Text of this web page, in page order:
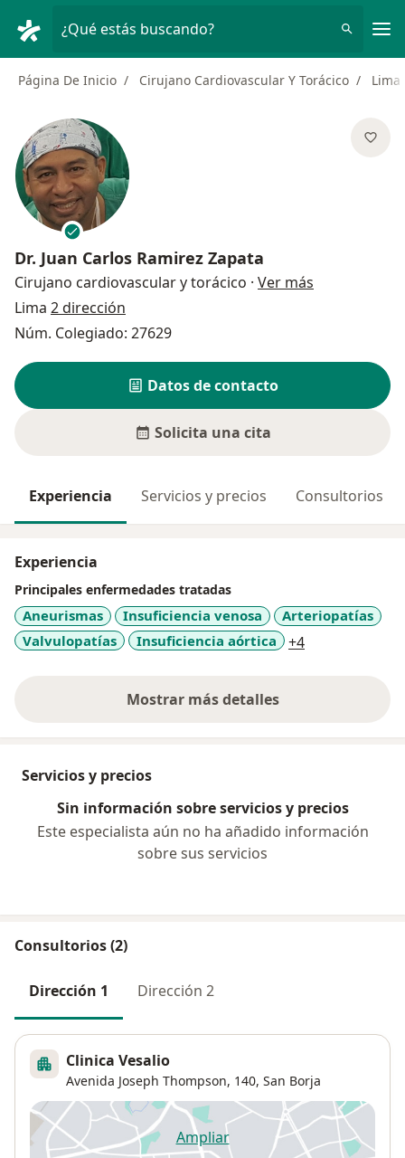
¿Qué estás buscando?
Página De Inicio Cirujano Cardiovascular Y Torácico Lima
Dr. Juan Carlos Ramirez Zapata
Cirujano cardiovascular y torácico · Ver más
Lima 2 dirección
Núm. Colegiado: 27629
Datos de contacto
Solicita una cita
Experiencia Servicios y precios Consultorios
Experiencia
Principales enfermedades tratadas
Aneurismas Insuficiencia venosa
Arteriopatías
Valvulopatías
Insuficiencia aórtica +4
Mostrar más detalles
sobre la experiencia
Servicios y precios
Sin información sobre servicios y precios
Este especialista aún no ha añadido información
sobre sus servicios
Consultorios (2)
Dirección 1 Dirección 2
Clinica Vesalio
Avenida Joseph Thompson, 140, San Borja
Ampliarse abre en una nueva